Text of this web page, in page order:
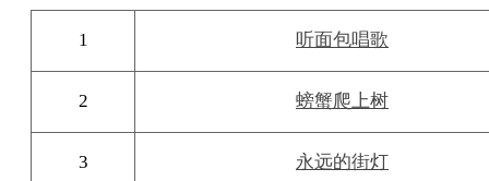
1 听面包唱歌
2 螃蟹爬上树
3 永远的街灯